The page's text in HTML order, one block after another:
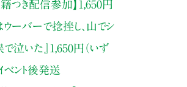
籍つき配信参加】1,650円
ウーバーで捻挫し、山でシ
で泣いた』1,650円（いず
ベント後発送